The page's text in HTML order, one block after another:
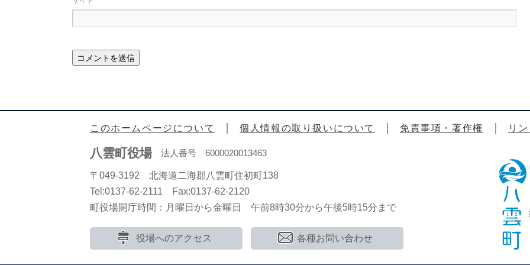
このホームページについて 個人情報の取り扱いについて 免責事項・著作権 リ
八雲町役場法人番号 6000020013463
〒049-3192 北海道二海郡八雲町住初町138
Tel:0137-62-2111 Fax:0137-62-2120
町役場開庁時間：月曜日から金曜日 午前8時30分から午後5時15分まで
役場へのアクセス 各種お問い合わせ